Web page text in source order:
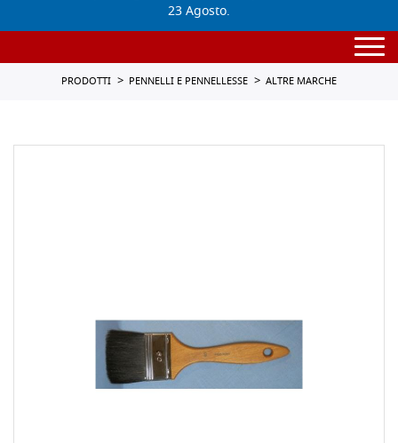
23 Agosto.
PRODOTTI PENNELLI E PENNELLESSE ALTRE MARCHE